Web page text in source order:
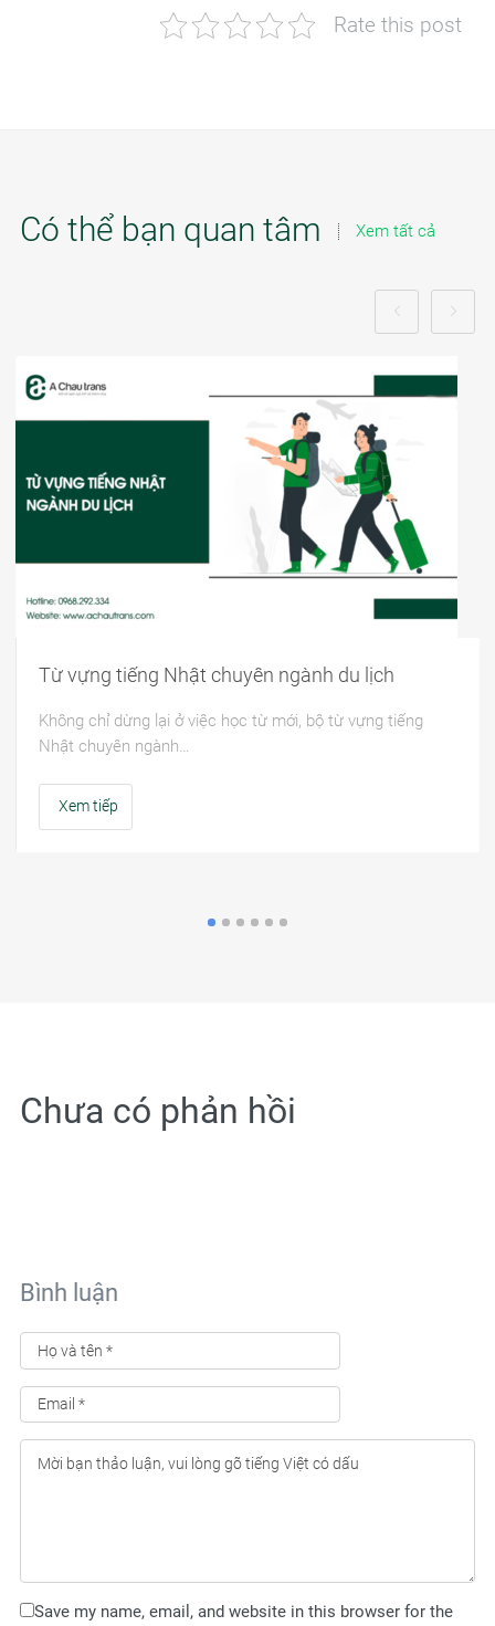
Rate this post
Có thể bạn quan tâm Xem tất cả
Từ vựng tiếng Nhật chuyên ngành du lịch
Không chỉ dừng lại ở việc học từ mới, bộ từ vựng tiếng
Nhật chuyên ngành…
Xem tiếp
Chưa có phản hồi
Bình luận
Save my name, email, and website in this browser for the